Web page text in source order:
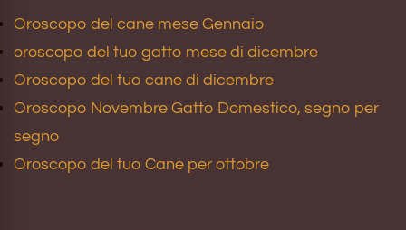
Oroscopo del cane mese Gennaio
oroscopo del tuo gatto mese di dicembre
Oroscopo del tuo cane di dicembre
Oroscopo Novembre Gatto Domestico, segno per
segno
Oroscopo del tuo Cane per ottobre